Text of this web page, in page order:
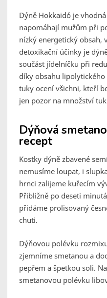
Dýně Hokkaidó je
napomáhají mužům při
nízký energetický obsah,
detoxikační účinky je
součást jídelníčku při
díky obsahu
tuky ocení všichni, kteří
jen pozor na množství
Dýňová
recept
Kostky dýně zbavené
nemusíme loupat, i
hrnci zalijeme kuřecím
Přibližně po deseti
přidáme prolisovaný
chuti.
Dýňovou polévku
zjemníme smetanou a
pepřem a špetkou soli.
smetanovou polévku